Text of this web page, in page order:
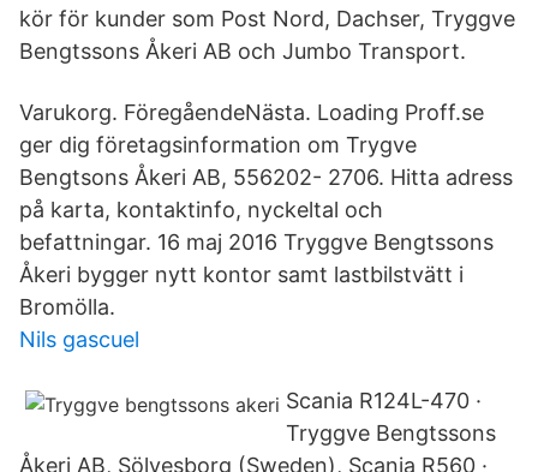
kör för kunder som Post Nord, Dachser, Tryggve
Bengtssons Åkeri AB och Jumbo Transport.
Varukorg. FöregåendeNästa. Loading Proff.se
ger dig företagsinformation om Trygve
Bengtsons Åkeri AB, 556202- 2706. Hitta adress
på karta, kontaktinfo, nyckeltal och
befattningar. 16 maj 2016 Tryggve Bengtssons
Åkeri bygger nytt kontor samt lastbilstvätt i
Bromölla.
Nils gascuel
Scania R124L-470 ·
Tryggve Bengtssons
Åkeri AB, Sölvesborg (Sweden), Scania R560 ·